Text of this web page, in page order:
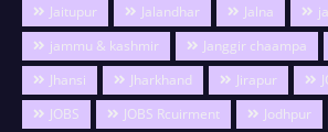
Jaitupur
Jalandhar Jalna
jammu & kashmir
Janggir chaampa
Jhansi
Jharkhand Jirapur
JOBS
JOBS Rcuirment Jodhpur